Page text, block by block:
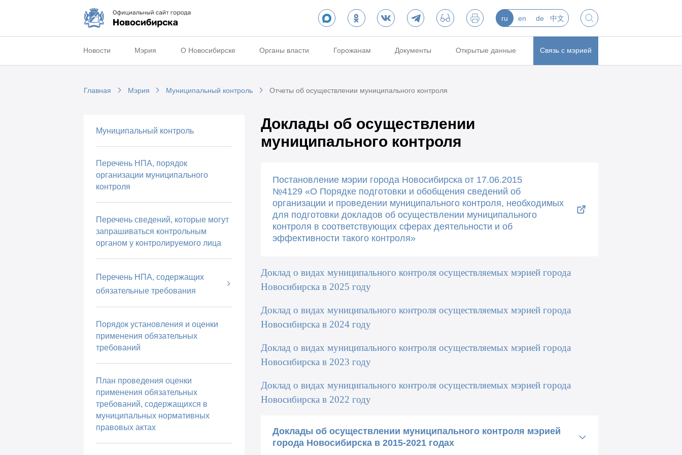
ru en de 中文
Новости Мэрия О Новосибирске Органы власти Горожанам Документы Открытые данные Связь с мэрией
Главная Мэрия Муниципальный контроль Отчеты об осуществлении муниципального контроля
Муниципальный контроль
Перечень НПА, порядок
организации муниципального
контроля
Перечень сведений, которые могут
запрашиваться контрольным
органом у контролируемого лица
Перечень НПА, содержащих
обязательные требования
Порядок установления и оценки
применения обязательных
требований
План проведения оценки
применения обязательных
требований, содержащихся в
муниципальных нормативных
правовых актах
Доклады об осуществлении
муниципального контроля
Постановление мэрии города Новосибирска от 17.06.2015
№4129 «О Порядке подготовки и обобщения сведений об
организации и проведении муниципального контроля, необходимых
для подготовки докладов об осуществлении муниципального
контроля в соответствующих сферах деятельности и об
эффективности такого контроля»
Доклад о видах муниципального контроля осуществляемых мэрией города
Новосибирска в 2025 году
Доклад о видах муниципального контроля осуществляемых мэрией города
Новосибирска в 2024 году
Доклад о видах муниципального контроля осуществляемых мэрией города
Новосибирска в 2023 году
Доклад о видах муниципального контроля осуществляемых мэрией города
Новосибирска в 2022 году
Доклады об осуществлении муниципального контроля мэрией
города Новосибирска в 2015-2021 годах